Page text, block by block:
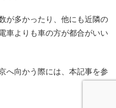
が多かったり、他にも近隣の
車よりも車の方が都合がいい
へ向かう際には、本記事を参